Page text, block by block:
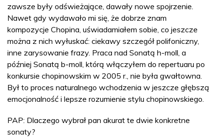
zawsze były odświeżające, dawały nowe spojrzenie.
Nawet gdy wydawało mi się, że dobrze znam
kompozycje Chopina, uświadamiałem sobie, co jeszcze
można z nich wyłuskać: ciekawy szczegół polifoniczny,
inne zarysowanie frazy. Praca nad Sonatą h-moll, a
później Sonatą b-moll, którą włączyłem do repertuaru po
konkursie chopinowskim w 2005 r., nie była gwałtowna.
Był to proces naturalnego wchodzenia w jeszcze głębszą
emocjonalność i lepsze rozumienie stylu chopinowskiego.
PAP: Dlaczego wybrał pan akurat te dwie konkretne
sonaty?